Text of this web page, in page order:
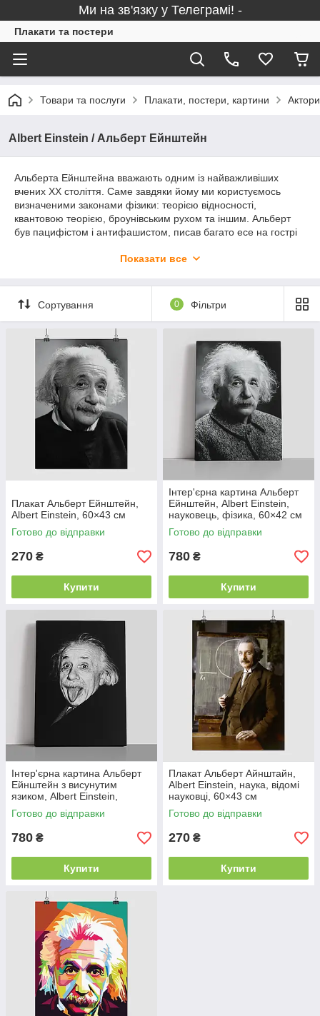
Ми на зв'язку у Телеграмі! -
Плакати та постери
Товари та послуги Плакати, постери, картини
Albert Einstein / Альберт Ейнштейн
Альберта Ейнштейна вважають одним із найважливіших
вчених ХХ століття. Саме завдяки йому ми користуємось
визначеними законами фізики: теорією відносності,
квантовою теорією, броунівським рухом та іншим. Альберт
був пацифістом і антифашистом, писав багато есе на гострі
одним із перших, хто виступив проти створення ядерної
а з відомої фото з висунутим язиком встигли створити
окремий бренд. Вивчення фізики можна розпочати з чогось
більш приємного, ніж формули та рівняння - наприклад, з
нашого плакату з Альбертом Ейнштейном.
Показати все
Сортування 0 Фільтри
Плакат Альберт Ейнштейн,
Albert Einstein, 60×43 см
Готово до відправки
270 ₴
Купити
Інтер'єрна картина Альберт
Ейнштейн, Albert Einstein,
науковець, фізика, 60×42 см
Готово до відправки
780 ₴
Купити
Інтер'єрна картина Альберт
Ейнштейн з висунутим
язиком, Albert Einstein,
науковець, фізика, 60×43 см
Готово до відправки
780 ₴
Купити
Плакат Альберт Айнштайн,
Albert Einstein, наука, відомі
науковці, 60×43 см
Готово до відправки
270 ₴
Купити